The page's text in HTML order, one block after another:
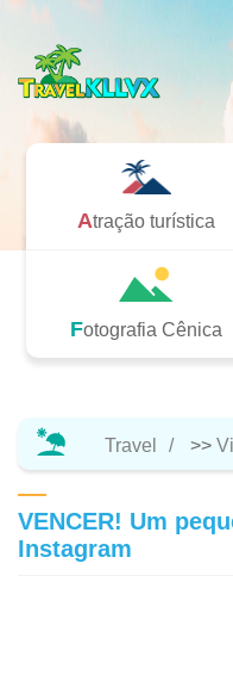
Atração turística
Fotografia Cênica
Travel >>
VENCER! Um
Instagram